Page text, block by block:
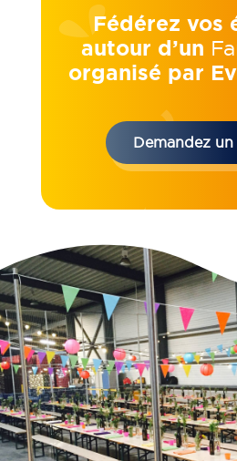
Fédérez vos
autour d’un
organisé par
Demandez un